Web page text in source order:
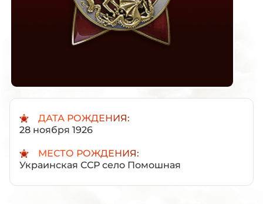
ДАТА РОЖДЕНИЯ:
28 ноября 1926
МЕСТО РОЖДЕНИЯ:
Украинская ССР село Помошная